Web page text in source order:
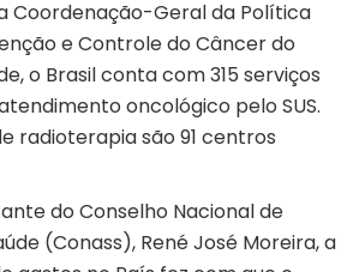
Coordenação-Geral da Política
e Controle do Câncer do
o Brasil conta com 315 serviços
oncológico pelo SUS.
radioterapia são 91 centros
do Conselho Nacional de
(Conass), René José Moreira, a